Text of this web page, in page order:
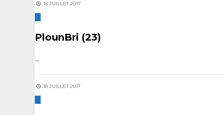
18 JUILLET 2017
PlounBri (23)
...
18 JUILLET 2017